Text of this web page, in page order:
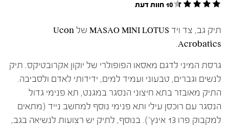
10 חוות דעת
תיק גב, צד ויד MASAO MINI LOTUS של Ucon
Acrobatics.
גרסת המיני לדגם מאסאו הפופולרי של יוקון אקרובטיקס. תיק
לנשים וגברים, טבעוני ועמיד למים, ידידותי לאדם ולסביבה.
התיק מאובזר בתא חיצוני הנסגר במגנט, תא פנימי גדול
הנסגר עם רוכסן עילי ותא פנימי נוסף למחשב נייד (מתאים
למקבוק פרו 13 אינץ'). בנוסף, לתיק יש רצועות לנשיאה בגב,